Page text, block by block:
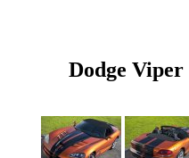
Dodge Viper